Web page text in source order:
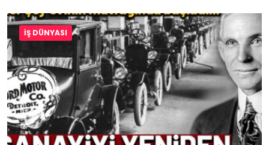
İŞ DÜNYASI